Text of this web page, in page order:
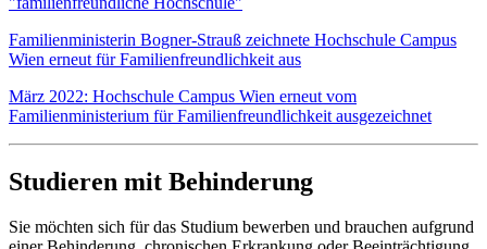
Familienministerin Bogner-Strauß zeichnete Hochschule Campus
Wien erneut für Familienfreundlichkeit aus
März 2022: Hochschule Campus Wien erneut vom
Familienministerium für Familienfreundlichkeit ausgezeichnet
Studieren mit Behinderung
Sie möchten sich für das Studium bewerben und brauchen aufgrund